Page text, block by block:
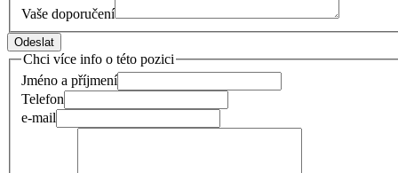
Vaše doporučení
Chci více info o této pozici
Jméno a příjmení
Telefon
e-mail